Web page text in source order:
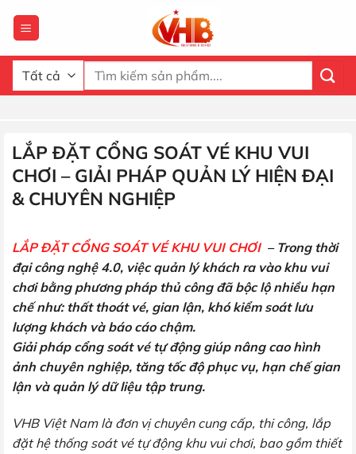
qua
dung
Tìm
kiếm:
LẮP ĐẶT CỔNG SOÁT VÉ KHU VUI
CHƠI – GIẢI PHÁP QUẢN LÝ HIỆN ĐẠI
& CHUYÊN NGHIỆP
LẮP ĐẶT CỔNG SOÁT VÉ KHU VUI CHƠI – Trong thời
đại công nghệ 4.0, việc quản lý khách ra vào khu vui
chơi bằng phương pháp thủ công đã bộc lộ nhiều hạn
chế như: thất thoát vé, gian lận, khó kiểm soát lưu
lượng khách và báo cáo chậm.
Giải pháp cổng soát vé tự động giúp nâng cao hình
ảnh chuyên nghiệp, tăng tốc độ phục vụ, hạn chế gian
lận và quản lý dữ liệu tập trung.
VHB Việt Nam là đơn vị chuyên cung cấp, thi công, lắp
đặt hệ thống soát vé tự động khu vui chơi, bao gồm thiết